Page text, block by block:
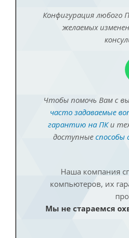
Конфигурация любого
желаемых
Чтобы помочь Вам с
часто задаваемые
гарантию на ПКи
доступные способы
Наша компания
компьютеров, их
Мы не стараемся